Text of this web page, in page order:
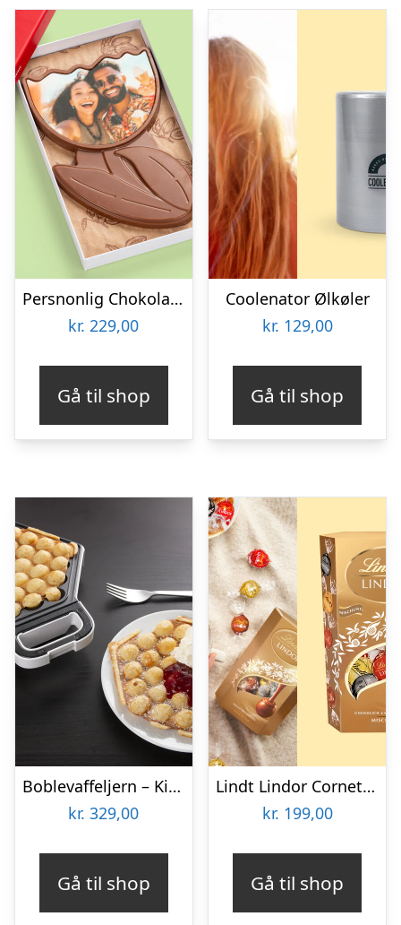
Persnonlig Chokoladeblomst med Billede
kr. 229,00
Gå til shop
Coolenator Ølkøler
kr. 129,00
Gå til shop
Boblevaffeljern – KitchPro
kr. 329,00
Gå til shop
Lindt Lindor Cornet 500 gram – Blandet chokolade
kr. 199,00
Gå til shop